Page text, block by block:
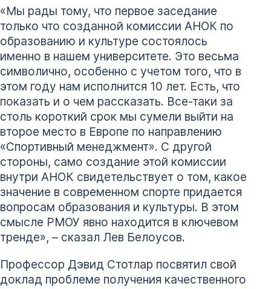
«Мы рады тому, что первое заседание
только что созданной комиссии АНОК по
образованию и культуре состоялось
именно в нашем университете. Это весьма
символично, особенно с учетом того, что в
этом году нам исполнится 10 лет. Есть, что
показать и о чем рассказать. Все-таки за
столь короткий срок мы сумели выйти на
второе место в Европе по направлению
«Спортивный менеджмент». С другой
стороны, само создание этой комиссии
внутри АНОК свидетельствует о том, какое
значение в современном спорте придается
вопросам образования и культуры. В этом
смысле РМОУ явно находится в ключевом
тренде», – сказал Лев Белоусов.
Профессор Дэвид Стотлар посвятил свой
доклад проблеме получения качественного